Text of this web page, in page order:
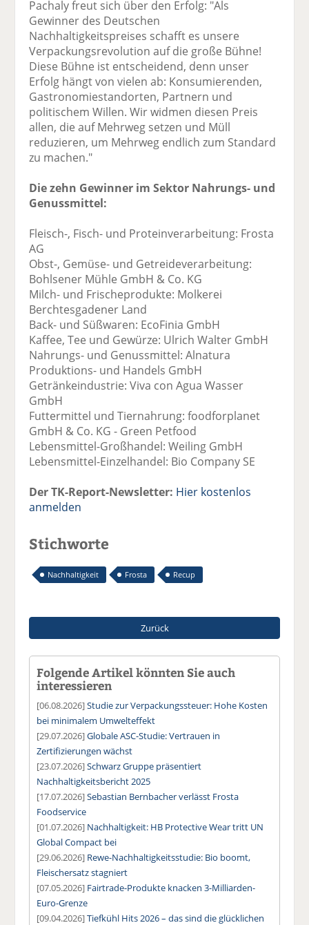
Pachaly freut sich über den Erfolg: "Als
Gewinner des Deutschen
Nachhaltigkeitspreises schafft es unsere
Verpackungsrevolution auf die große Bühne!
Diese Bühne ist entscheidend, denn unser
Erfolg hängt von vielen ab: Konsumierenden,
Gastronomiestandorten, Partnern und
politischem Willen. Wir widmen diesen Preis
allen, die auf Mehrweg setzen und Müll
reduzieren, um Mehrweg endlich zum Standard
zu machen."
Die zehn Gewinner im Sektor Nahrungs- und
Genussmittel:
Fleisch-, Fisch- und Proteinverarbeitung: Frosta
AG
Obst-, Gemüse- und Getreideverarbeitung:
Bohlsener Mühle GmbH & Co. KG
Milch- und Frischeprodukte: Molkerei
Berchtesgadener Land
Back- und Süßwaren: EcoFinia GmbH
Kaffee, Tee und Gewürze: Ulrich Walter GmbH
Nahrungs- und Genussmittel: Alnatura
Produktions- und Handels GmbH
Getränkeindustrie: Viva con Agua Wasser
GmbH
Futtermittel und Tiernahrung: foodforplanet
GmbH & Co. KG - Green Petfood
Lebensmittel-Großhandel: Weiling GmbH
Lebensmittel-Einzelhandel: Bio Company SE
Der TK-Report-Newsletter: Hier kostenlos
anmelden
Stichworte
Nachhaltigkeit Frosta Recup
Zurück
Folgende Artikel könnten Sie auch
interessieren
[06.08.2026]Studie zur Verpackungssteuer: Hohe Kosten
bei minimalem Umwelteffekt
[29.07.2026]Globale ASC-Studie: Vertrauen in
Zertifizierungen wächst
[23.07.2026]Schwarz Gruppe präsentiert
Nachhaltigkeitsbericht 2025
[17.07.2026]Sebastian Bernbacher verlässt Frosta
Foodservice
[01.07.2026] Nachhaltigkeit: HB Protective Wear tritt UN
Global Compact bei
[29.06.2026] Rewe-Nachhaltigkeitsstudie: Bio boomt,
Fleischersatz stagniert
[07.05.2026] Fairtrade-Produkte knacken 3-Milliarden-
Euro-Grenze
[09.04.2026]Tiefkühl Hits 2026 – das sind die glücklichen